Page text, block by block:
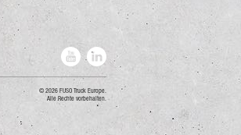
2026 FUSO Truck Europe.
Alle Rechte vorbehalten.